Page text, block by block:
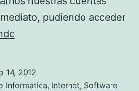
pudiendo acceder
v
14, 2012
Informatica, Internet, Software